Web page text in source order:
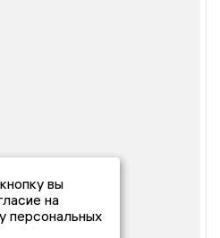
вы
на
персональных